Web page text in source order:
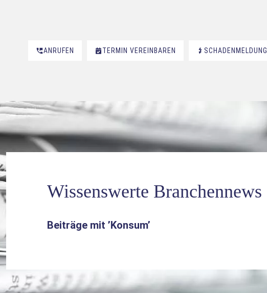
ANRUFEN TERMIN VEREINBAREN SCHADENMELDUNG
Wissenswerte Branchennews
Beiträge mit ’Konsum’